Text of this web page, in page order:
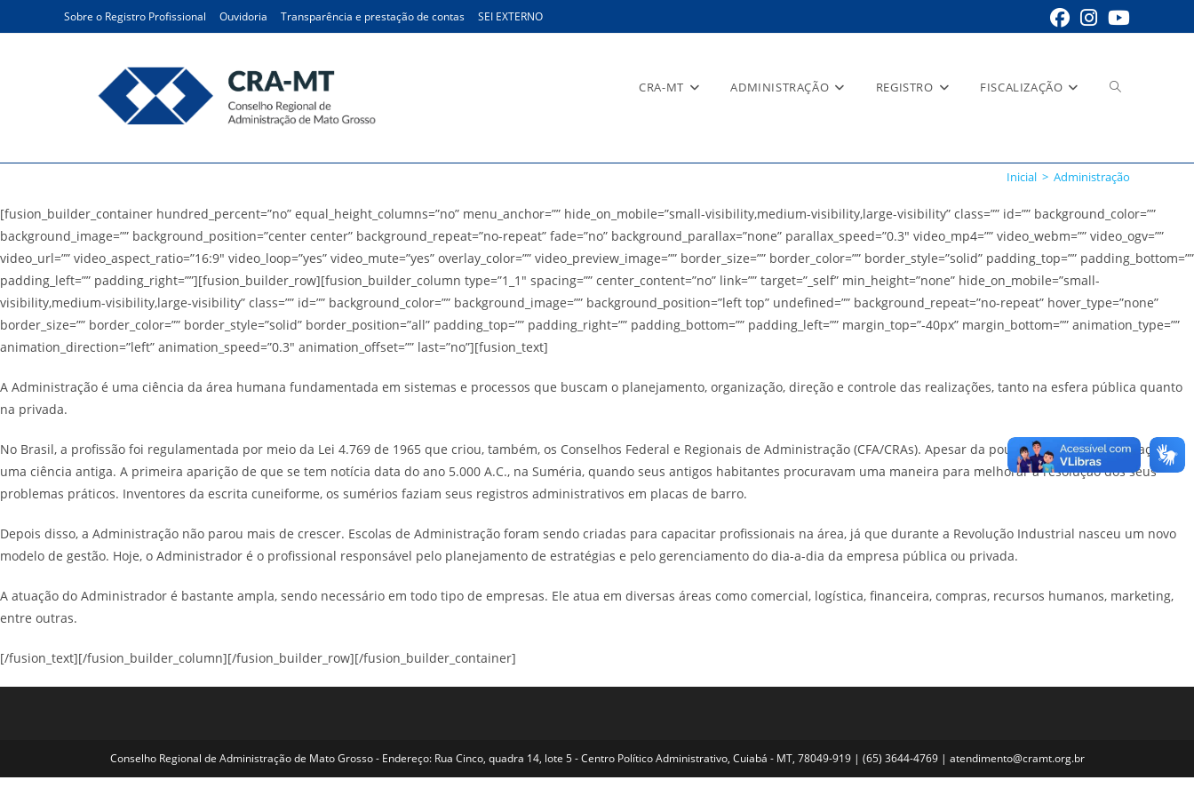
para
Sobre o Registro Profissional Ouvidoria Transparência e prestação de contas SEI EXTERNO
CRA-MT ADMINISTRAÇÃO REGISTRO FISCALIZAÇÃO Alternar
pesquisa
do
Inicial > Administração
[fusion_builder_container hundred_percent=”no” equal_height_columns=”no” menu_anchor=”” hide_on_mobile=”small-visibility,medium-visibility,large-visibility” class=”” id=”” background_color=””
background_image=”” background_position=”center center” background_repeat=”no-repeat” fade=”no” background_parallax=”none” parallax_speed=”0.3″ video_mp4=”” video_webm=”” video_ogv=””
video_url=”” video_aspect_ratio=”16:9″ video_loop=”yes” video_mute=”yes” overlay_color=”” video_preview_image=”” border_size=”” border_color=”” border_style=”solid” padding_top=”” padding_bottom=””
padding_left=”” padding_right=””][fusion_builder_row][fusion_builder_column type=”1_1″ spacing=”” center_content=”no” link=”” target=”_self” min_height=”none” hide_on_mobile=”small-
visibility,medium-visibility,large-visibility” class=”” id=”” background_color=”” background_image=”” background_position=”left top” undefined=”” background_repeat=”no-repeat” hover_type=”none”
border_size=”” border_color=”” border_style=”solid” border_position=”all” padding_top=”” padding_right=”” padding_bottom=”” padding_left=”” margin_top=”-40px” margin_bottom=”” animation_type=””
animation_direction=”left” animation_speed=”0.3″ animation_offset=”” last=”no”][fusion_text]
A Administração é uma ciência da área humana fundamentada em sistemas e processos que buscam o planejamento, organização, direção e controle das realizações, tanto na esfera pública quanto
na privada.
No Brasil, a profissão foi regulamentada por meio da Lei 4.769 de 1965 que criou, também, os Conselhos Federal e Regionais de Administração (CFA/CRAs). Apesar da pouca idade, a Administração é
uma ciência antiga. A primeira aparição de que se tem notícia data do ano 5.000 A.C., na Suméria, quando seus antigos habitantes procuravam uma maneira para melhorar a resolução dos seus
problemas práticos. Inventores da escrita cuneiforme, os sumérios faziam seus registros administrativos em placas de barro.
Depois disso, a Administração não parou mais de crescer. Escolas de Administração foram sendo criadas para capacitar profissionais na área, já que durante a Revolução Industrial nasceu um novo
modelo de gestão. Hoje, o Administrador é o profissional responsável pelo planejamento de estratégias e pelo gerenciamento do dia-a-dia da empresa pública ou privada.
A atuação do Administrador é bastante ampla, sendo necessário em todo tipo de empresas. Ele atua em diversas áreas como comercial, logística, financeira, compras, recursos humanos, marketing,
entre outras.
[/fusion_text][/fusion_builder_column][/fusion_builder_row][/fusion_builder_container]
Conselho Regional de Administração de Mato Grosso - Endereço: Rua Cinco, quadra 14, lote 5 - Centro Político Administrativo, Cuiabá - MT, 78049-919 | (65) 3644-4769 | atendimento@cramt.org.br